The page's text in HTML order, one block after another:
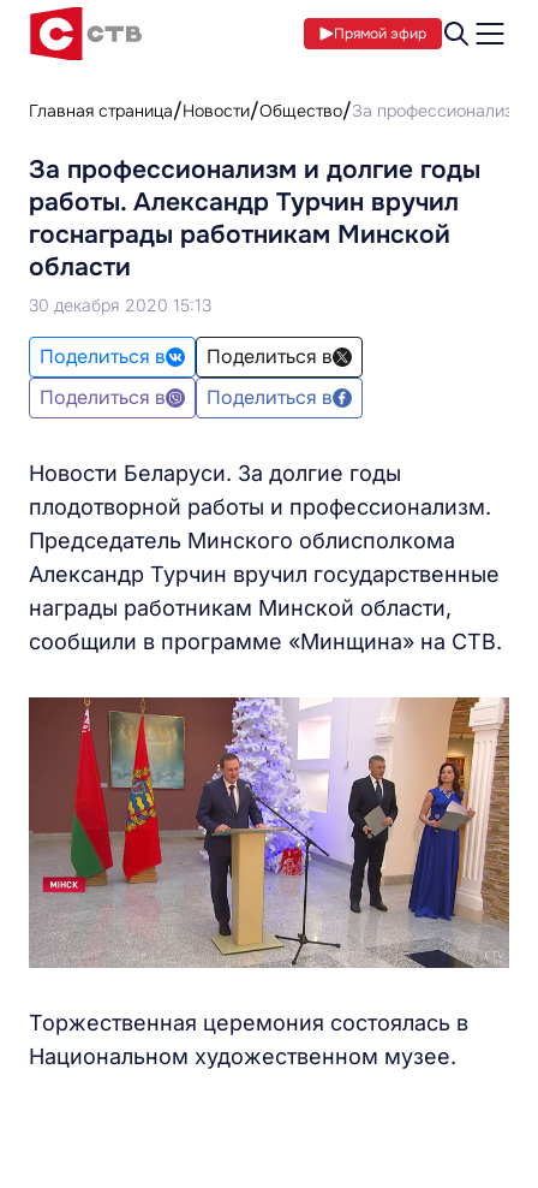
Прямой эфир
Главная страница Новости Общество За профессионализм
За профессионализм и долгие годы
работы. Александр Турчин вручил
госнаграды работникам Минской
области
30 декабря 2020 15:13
Поделиться в
Поделиться в
Поделиться в
Поделиться в
Новости Беларуси. За долгие годы
плодотворной работы и профессионализм.
Председатель Минского облисполкома
Александр Турчин вручил государственные
награды работникам Минской области,
сообщили в программе «Минщина» на СТВ.
Торжественная церемония состоялась в
Национальном художественном музее.